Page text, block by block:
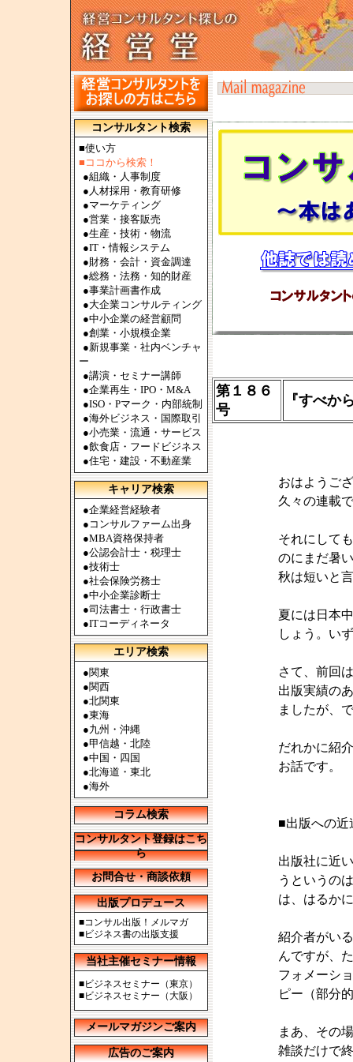
コンサルタント検索
■使い方
■ココから検索！
●組織・人事制度
● 人材採用・教育研修
●マーケティング
●営業・接客販売
●生産・技術・物流
●IT・情報システム
●財務・会計・資金調達
●総務・法務・知的財産
●事業計画書作成
●大企業コンサルティング
●中小企業の経営顧問
●創業・小規模企業
●新規事業・社内ベンチャ
ー
●講演・セミナー講師
●企業再生・IPO・M&A
●ISO・Pマーク・内部統制
●海外ビジネス・国際取引
●小売業・流通・サービス
●飲食店・フードビジネス
●住宅・建設・不動産業
キャリア検索
●企業経営経験者
● コンサルファーム出身
●MBA資格保持者
●公認会計士・税理士
●技術士
●社会保険労務士
●中小企業診断士
●司法書士・行政書士
●ITコーディネータ
エリア検索
●関東
●関西
●北関東
●東海
●九州・沖縄
●甲信越・北陸
●中国・四国
●北海道・東北
●海外
コラム検索
コンサルタント登録はこち
ら
お問合せ・商談依頼
出版プロデュース
■コンサル出版！メルマガ
■ビジネス書の出版支援
当社主催セミナー情報
■ビジネスセミナー（東京）
■ビジネスセミナー（大阪）
メールマガジンご案内
広告のご案内
第１８６
号
『すべか
おはようご
久々の連載
それにして
のにまだ暑
秋は短いと
夏には日本
しょう。い
さて、前回
出版実績の
ましたが、
だれかに紹
お話です。
■出版への近
出版社に近
うというの
は、はるか
紹介者がい
んですが、
フォメーシ
ピー（部分
まあ、その
雑談だけで